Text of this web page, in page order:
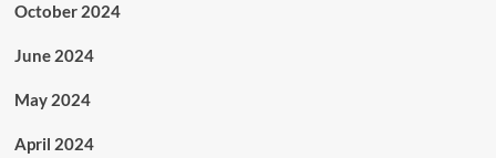
October 2024
June 2024
May 2024
April 2024